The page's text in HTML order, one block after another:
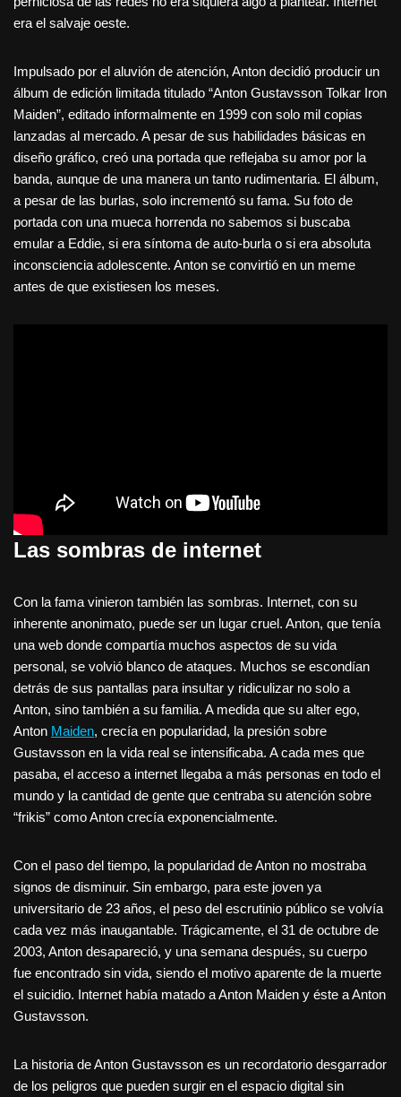
era el salvaje oeste.
Impulsado por el aluvión de atención, Anton decidió producir un
álbum de edición limitada titulado “Anton Gustavsson Tolkar Iron
Maiden”, editado informalmente en 1999 con solo mil copias
lanzadas al mercado. A pesar de sus habilidades básicas en
diseño gráfico, creó una portada que reflejaba su amor por la
banda, aunque de una manera un tanto rudimentaria. El álbum,
a pesar de las burlas, solo incrementó su fama. Su foto de
portada con una mueca horrenda no sabemos si buscaba
emular a Eddie, si era síntoma de auto-burla o si era absoluta
inconsciencia adolescente. Anton se convirtió en un meme
antes de que existiesen los meses.
Las sombras de internet
Con la fama vinieron también las sombras. Internet, con su
inherente anonimato, puede ser un lugar cruel. Anton, que tenía
una web donde compartía muchos aspectos de su vida
personal, se volvió blanco de ataques. Muchos se escondían
detrás de sus pantallas para insultar y ridiculizar no solo a
Anton, sino también a su familia. A medida que su alter ego,
Anton Maiden, crecía en popularidad, la presión sobre
Gustavsson en la vida real se intensificaba. A cada mes que
pasaba, el acceso a internet llegaba a más personas en todo el
mundo y la cantidad de gente que centraba su atención sobre
“frikis” como Anton crecía exponencialmente.
Con el paso del tiempo, la popularidad de Anton no mostraba
signos de disminuir. Sin embargo, para este joven ya
universitario de 23 años, el peso del escrutinio público se volvía
cada vez más inaugantable. Trágicamente, el 31 de octubre de
2003, Anton desapareció, y una semana después, su cuerpo
fue encontrado sin vida, siendo el motivo aparente de la muerte
el suicidio. Internet había matado a Anton Maiden y éste a Anton
Gustavsson.
La historia de Anton Gustavsson es un recordatorio desgarrador
de los peligros que pueden surgir en el espacio digital sin